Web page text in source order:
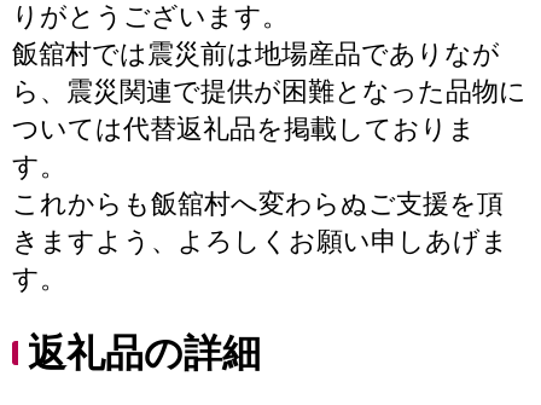
りがとうございます。
飯舘村では震災前は地場産品でありなが
ら、震災関連で提供が困難となった品物に
ついては代替返礼品を掲載しておりま
す。
これからも飯舘村へ変わらぬご支援を頂
きますよう、よろしくお願い申しあげま
す。
返礼品の詳細